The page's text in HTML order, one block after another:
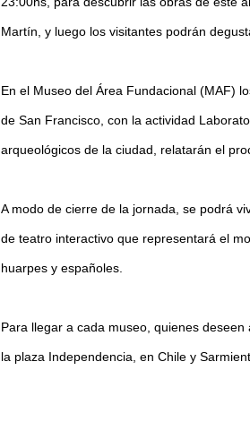
Martín, y luego los visitantes podrán
En el Museo del Área Fundacional (MAF)
de San Francisco, con la actividad
arqueológicos de la ciudad, relatarán el
A modo de cierre de la jornada, se podrá
de teatro interactivo que representará el
huarpes y españoles.
Para llegar a cada museo, quienes
la plaza Independencia, en Chile y